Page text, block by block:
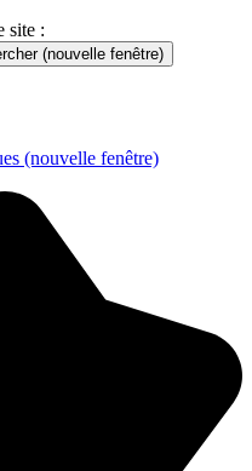
site :
(nouvelle fenêtre)
(nouvelle fenêtre)